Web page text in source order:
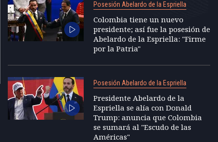
Posesión Abelardo de la Espriella
Colombia tiene un nuevo
presidente; así fue la posesión de
Abelardo de la Espriella: "Firme
por la Patria"
Posesión Abelardo de la Espriella
Presidente Abelardo de la
Espriella se alía con Donald
Trump: anuncia que Colombia
se sumará al "Escudo de las
Américas"